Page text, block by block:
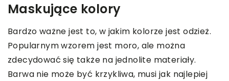
Maskujące kolory
Bardzo ważne jest to, w jakim kolorze jest odzież.
Popularnym wzorem jest moro, ale można
zdecydować się także na jednolite materiały.
Barwa nie może być krzykliwa, musi jak najlepiej